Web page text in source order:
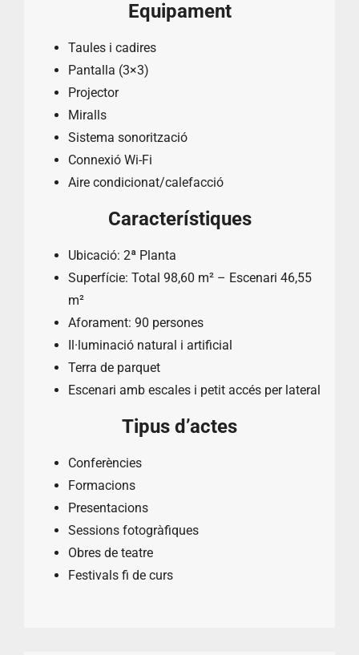
Equipament
Taules i cadires
Pantalla (3×3)
Projector
Miralls
Sistema sonorització
Connexió Wi-Fi
Aire condicionat/calefacció
Característiques
Ubicació: 2ª Planta
Superfície: Total 98,60 m² – Escenari 46,55
m²
Aforament: 90 persones
Il·luminació natural i artificial
Terra de parquet
Escenari amb escales i petit accés per lateral
Tipus d’actes
Conferències
Formacions
Presentacions
Sessions fotogràfiques
Obres de teatre
Festivals fi de curs